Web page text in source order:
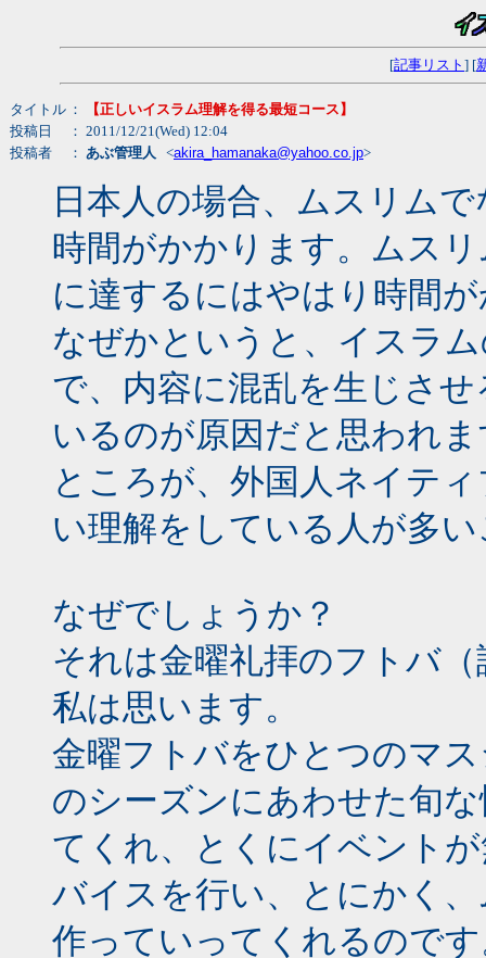
[記事リスト ] [
タイトル ：
【正しいイスラム理解を得る最短コース】
投稿日
： 2011/12/21(Wed) 12:04
投稿者
： あぶ管理人 <akira_hamanaka@yahoo.co.jp>
日本人の場合、ムスリム
時間がかかります。ムス
に達するにはやはり時間
なぜかというと、イスラ
で、内容に混乱を生じさ
いるのが原因だと思われ
ところが、外国人ネイテ
い理解をしている人が多
なぜでしょうか？
それは金曜礼拝のフトバ
私は思います。
金曜フトバをひとつのマ
のシーズンにあわせた旬
てくれ、とくにイベント
バイスを行い、とにかく
作っていってくれるので